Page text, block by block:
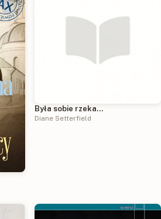
Była sobie rzeka…
Diane Setterfield